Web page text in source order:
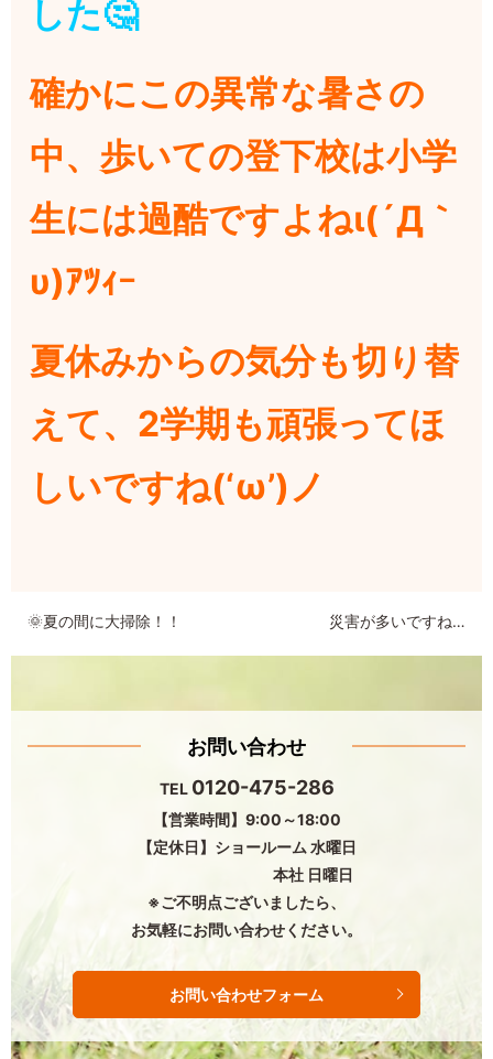
した🤔
確かにこの異常な暑さの
中、歩いての登下校は小学
生には過酷ですよねι(´Д｀
υ)ｱﾂｨｰ
夏休みからの気分も切り替
えて、2学期も頑張ってほ
しいですね(‘ω’)ノ
🌞夏の間に大掃除！！ 災害が多いですね…
お問い合わせ
TEL 0120-475-286
【営業時間】9:00～18:00
【定休日】ショールーム 水曜日
本社 日曜日
※ご不明点ございましたら、
お気軽にお問い合わせください。
お問い合わせフォーム